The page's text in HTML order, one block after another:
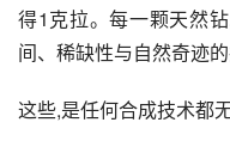
得1克拉。每一颗天然
间、稀缺性与自然奇迹的
这些,是任何合成技术都